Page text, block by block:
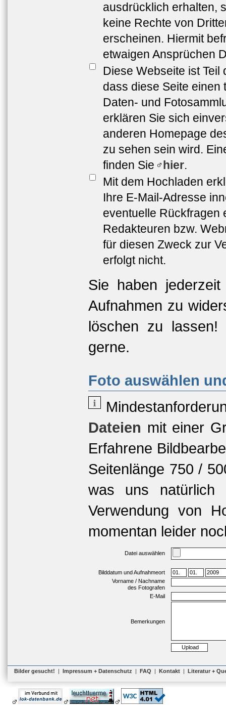
ausdrücklich erhalten,
keine Rechte von
erscheinen. Hiermit
etwaigen Ansprüchen
Diese Webseite ist Teil
dass diese Seite einen
Daten- und
erklären Sie sich
anderen Homepage
zu sehen sein wird.
finden Sie
hier.
Mit dem Hochladen
Ihre E-Mail-Adresse
eventuelle Rückfragen
Redakteuren bzw.
für diesen Zweck zur
erfolgt nicht.
Sie haben
Aufnahmen zu
löschen zu lassen!
gerne.
Foto auswählen
Dateien mit einer
Erfahrene
Seitenlänge 750 /
was uns natürlich
Verwendung von
momentan leider
Datei auswählen
Bilddatum und Aufnahmeort
Vorname / Nachname
des Fotografen
E-Mail
Bemerkungen
Bilder gesucht! | Impressum + Datenschutz | FAQ | Kontakt | Literatur +